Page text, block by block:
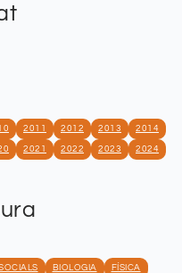
2011 2012 2013 2014
2021 2022 2023 2024
BIOLOGIA FÍSICA